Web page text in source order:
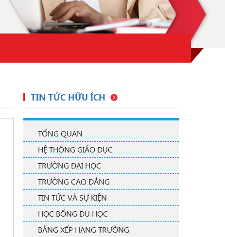
TIN TỨC HỮU ÍCH
TỔNG QUAN
HỆ THỐNG GIÁO DỤC
TRƯỜNG ĐẠI HỌC
TRƯỜNG CAO ĐẲNG
TIN TỨC VÀ SỰ KIỆN
HỌC BỔNG DU HỌC
BẢNG XẾP HẠNG TRƯỜNG